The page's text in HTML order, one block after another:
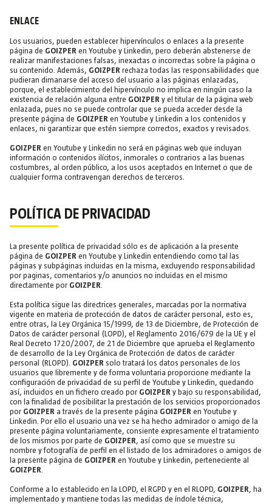
ENLACE
Los usuarios, pueden establecer hipervínculos o enlaces a la presente
página de GOIZPER en Youtube y Linkedin, pero deberán abstenerse de
realizar manifestaciones falsas, inexactas o incorrectas sobre la página o
su contenido. Además, GOIZPER rechaza todas las responsabilidades que
pudieran dimanarse del acceso del usuario a las páginas enlazadas,
porque, el establecimiento del hipervínculo no implica en ningún caso la
existencia de relación alguna entre GOIZPER y el titular de la página web
enlazada, pues no se puede controlar que se pueda acceder desde la
presente página de GOIZPER en Youtube y Linkedin a los contenidos y
enlaces, ni garantizar que estén siempre correctos, exactos y revisados.
GOIZPER en Youtube y Linkedin no será en páginas web que incluyan
información o contenidos ilícitos, inmorales o contrarios a las buenas
costumbres, al orden público, a los usos aceptados en Internet o que de
cualquier forma contravengan derechos de terceros.
POLÍTICA DE PRIVACIDAD
La presente política de privacidad sólo es de aplicación a la presente
página de GOIZPER en Youtube y Linkedin entendiendo como tal las
páginas y subpáginas incluidas en la misma, excluyendo responsabilidad
por paginas, comentarios y/o anuncios no incluidas en el mismo
directamente por GOIZPER.
Esta política sigue las directrices generales, marcadas por la normativa
vigente en materia de protección de datos de carácter personal, esto es,
entre otras, la Ley Orgánica 15/1999, de 13 de Diciembre, de Protección de
Datos de carácter personal (LOPD), el Reglamento 2016/679 de la UE y el
Real Decreto 1720/2007, de 21 de Diciembre que aprueba el Reglamento
de desarrollo de la Ley Orgánica de Protección de datos de carácter
personal (RLOPD). GOIZPER solo tratará los datos personales de los
usuarios que libremente y de forma voluntaria proporcione mediante la
configuración de privacidad de su perfil de Youtube y Linkedin, quedando
así, incluidos en un fichero creado por GOIZPER y bajo su responsabilidad,
con la finalidad de posibilitar la prestación de los servicios proporcionados
por GOIZPER a través de la presente página GOIZPER en Youtube y
Linkedin. Por ello el usuario una vez se ha hecho admirador o amigo de la
presente página voluntariamente, consiente expresamente el tratamiento
de los mismos por parte de GOIZPER, así como que se muestre su
nombre y fotografía de perfil en el listado de los admiradores o amigos de
la presente página de GOIZPER en Youtube y Linkedin, perteneciente al
GOIZPER.
Conforme a lo establecido en la LOPD, el RGPD y en el RLOPD, GOIZPER, ha
implementado y mantiene todas las medidas de índole técnica,